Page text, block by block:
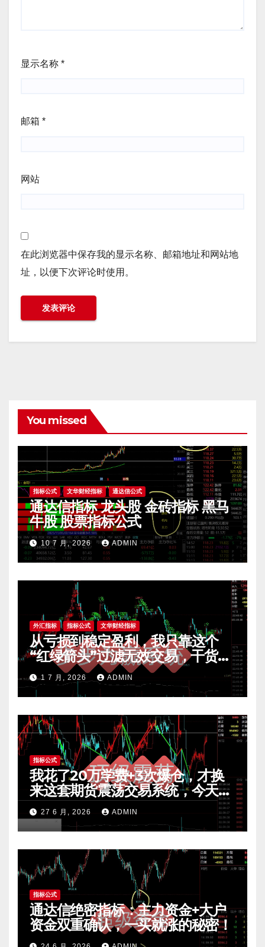
显示名称 *
邮箱 *
网站
在此浏览器中保存我的显示名称、邮箱地址和网站地
址，以便下次评论时使用。
You missed
指标公式 文华财经指标 通达信公式
通达信指标 龙头股 金砖指标 黑马
牛股 股票指标公式
10 7 月, 2026 ADMIN
外汇指标 指标公式 文华财经指标
从亏损到稳定盈利，我只靠这个
“红绿箭头”过滤无效交易，干货全
公开 mt4指标
1 7 月, 2026 ADMIN
指标公式
我花了20万学费+3次爆仓，才换
来这套期货震荡交易系统，今天免
费公开核心逻辑
27 6 月, 2026 ADMIN
指标公式
通达信绝密指标：主力资金+大户
资金双重确认，一买就涨的秘密！